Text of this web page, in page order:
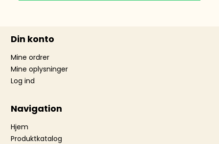
Din konto
Mine ordrer
Mine oplysninger
Log ind
Navigation
Hjem
Produktkatalog